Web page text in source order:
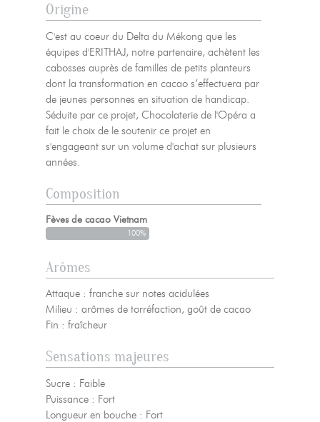
Origine
C'est au coeur du Delta du Mékong que les
équipes d'ERITHAJ, notre partenaire, achètent les
cabosses auprès de familles de petits planteurs
dont la transformation en cacao s’effectuera par
de jeunes personnes en situation de handicap.
Séduite par ce projet, Chocolaterie de l'Opéra a
fait le choix de le soutenir ce projet en
s'engageant sur un volume d'achat sur plusieurs
années.
Composition
Fèves de cacao Vietnam
100%
Arômes
Attaque : franche sur notes acidulées
Milieu : arômes de torréfaction, goût de cacao
Fin : fraîcheur
Sensations majeures
Sucre : Faible
Puissance : Fort
Longueur en bouche : Fort